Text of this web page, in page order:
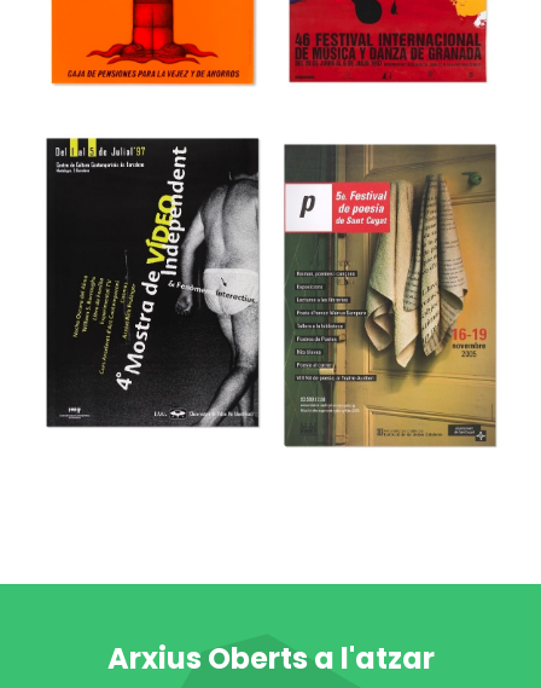
3r Saló Valencià
del Llibre
Museu del Disseny de Barcelona
d’ocasió antic i
modern
Museu del Disseny de Barcelona
48 Día Universal
del Ahorro
Museu del Disseny de Barcelona
46e Festival
Internacional de
Música y Danza
de Granada
Museu del Disseny de Barcelona
Arxius Oberts a l'atzar